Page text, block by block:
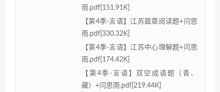
雨.pdf[151.91K]
【第4季-言语】江苏篇章阅读题+闫思
雨.pdf[330.32K]
【第4季-言语】江苏中心理解题+闫思
雨.pdf[174.42K]
【第4季-言语】双空成语题（青、
藏）+闫思雨.pdf[219.44K]